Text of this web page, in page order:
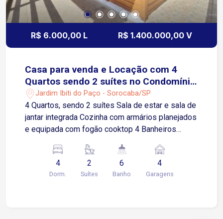
R$ 6.000,00 L R$ 1.400.000,00 V
Casa para venda e Locação com 4
Quartos sendo 2 suítes no Condomínio
Ibiti do Paço em Sorocaba-SP
Jardim Ibiti do Paço - Sorocaba/SP
4 Quartos, sendo 2 suítes Sala de estar e sala de
jantar integrada Cozinha com armários planejados
e equipada com fogão cooktop 4 Banheiros
infantil aquecida 4 Vagas de garagens cobertas.
Condomínio oferece: Infraestrutura completa com
segurança e lazer Portaria 24 horas com
4
Dorm.
2
Suítes
6
Banho
4
Garagens